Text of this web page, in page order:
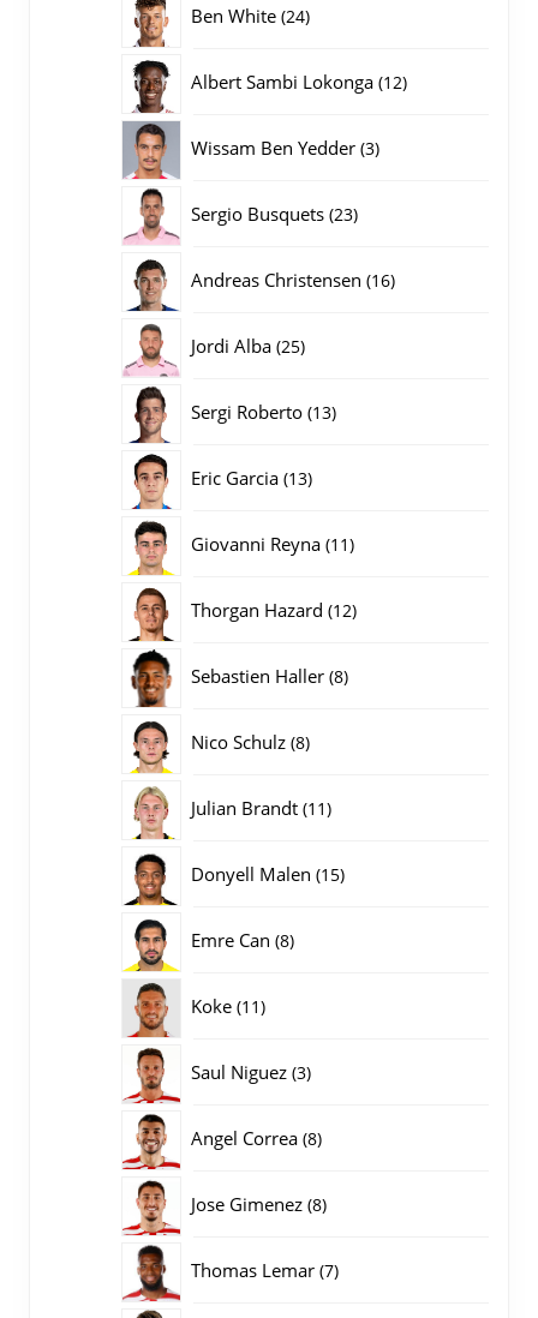
Ben White 2424
Albert Sambi Lokonga 1212
Wissam Ben Yedder 33
Sergio Busquets 2323
Andreas Christensen 1616
Jordi Alba 2525
Sergi Roberto 1313
Eric Garcia 1313
Giovanni Reyna 1111
Thorgan Hazard 1212
Sebastien Haller 88
Nico Schulz 88
Julian Brandt 1111
Donyell Malen 1515
Emre Can 88
Koke 1111
Saul Niguez 33
Angel Correa 88
Jose Gimenez 88
Thomas Lemar 77